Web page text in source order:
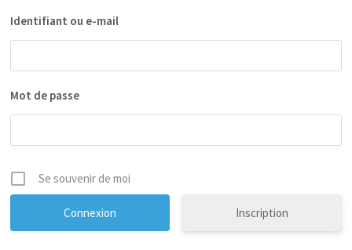
Identifiant ou e-mail
Mot de passe
Se souvenir de moi
Inscription